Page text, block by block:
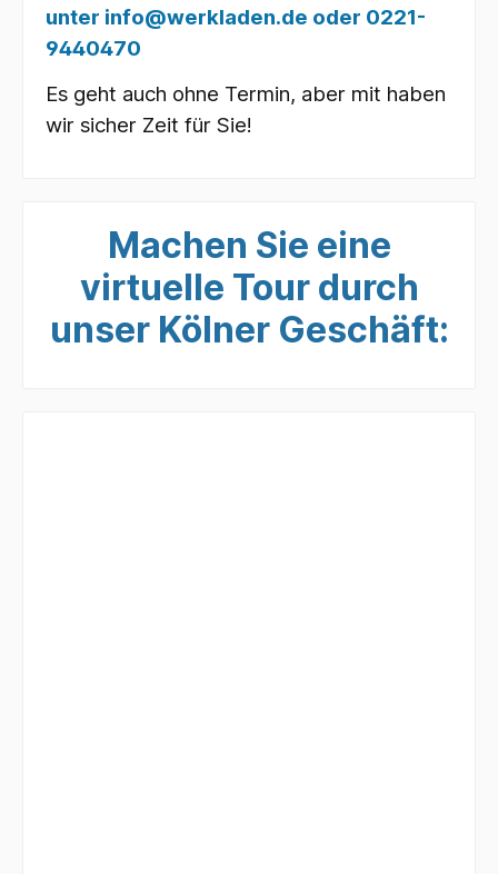
unter info@werkladen.de oder 0221-
9440470
Es geht auch ohne Termin, aber mit haben
wir sicher Zeit für Sie!
Machen Sie eine
virtuelle Tour durch
unser Kölner Geschäft: